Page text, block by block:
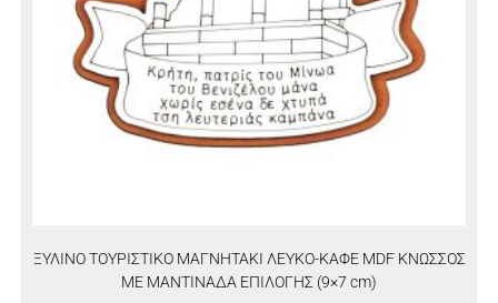
ΞΥΛΙΝΟ ΤΟΥΡΙΣΤΙΚΟ ΜΑΓΝΗΤΑΚΙ ΛΕΥΚΟ-ΚΑΦΕ MDF ΚΝΩΣΣΟΣ
ΜΕ ΜΑΝΤΙΝΑΔΑ ΕΠΙΛΟΓΗΣ (9×7 cm)